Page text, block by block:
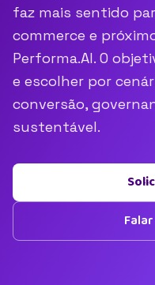
faz mais sentido
commerce e
Performa.AI. O
e escolher por
conversão,
sustentável.